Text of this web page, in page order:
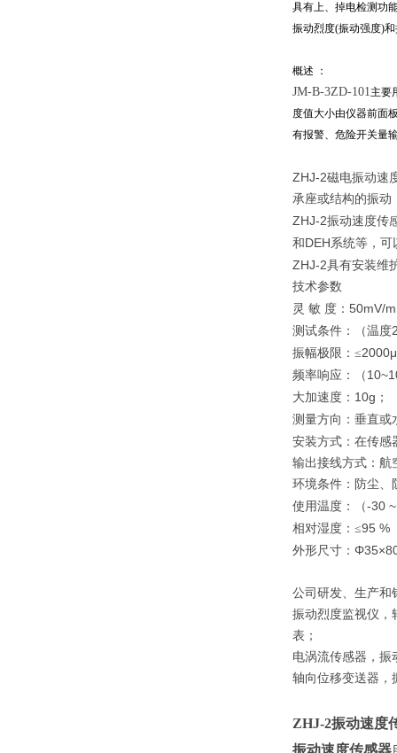
具有上、掉电检测功
振动烈度(振动强度)
概述 ：
JM-B-3ZD-101主要
度值大小由仪器前面
有报警、危险开关量
ZHJ-2磁电振动速
承座或结构的振动
ZHJ-2振动速度传
和 DEH系统等，可
ZHJ-2具有安装维
技术参数
灵 敏 度： 50mV/
测试条件：（温度
振幅极限：≤
频率响应：（
大加速度： 10g ；
测量方向：垂直或
安装方式：在传感
输出接线方式：航
环境条件：防尘、
使用温度：（-30
相对湿度：≤95 %
外形尺寸：
公司研发、生产和
振动烈度监视仪，
表；
电涡流传感器，振
轴向位移变送器，
ZHJ-2振动速度
振动速度传感器